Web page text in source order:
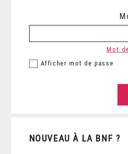
Afficher mot de passe
Mot
NOUVEAU À LA BNF ?